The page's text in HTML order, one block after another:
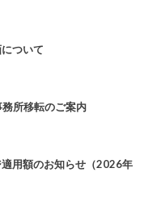
ついて
所移転のご案内
用額のお知らせ（2026年